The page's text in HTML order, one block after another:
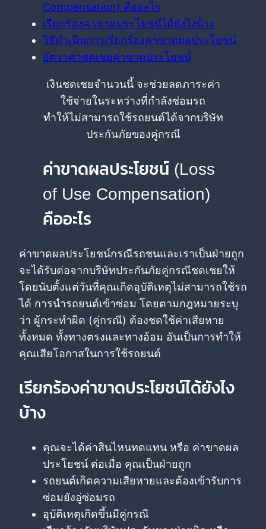
Compensation) คืออะไร
เรียกร้องค่าขาดประโยชน์ได้ยังไงบ้าง
วิธีดำเนินการเรียกร้องค่าขาดผลประโยชน์
อัตราค่าชดเชยค่าขาดประโยชน์
เงินชดเชยจำนวนนี้ จะช่วยลดภาระค่า
ใช้จ่ายในระหว่างที่กำลังซ่อมรถ
ทำให้ไม่สามารถใช้รถยนต์ได้จากบริษัท
ประกันภัยของคู่กรณี
ค่าขาดผลประโยชน์ (Loss
of Use Compensation)
คืออะไร
ค่าขาดผลประโยชน์กรณีรถชนและเราเป็นฝ่ายถูก
จะได้รับต่อจากบริษัทประกันภัยคู่กรณีชดเชยให้
โดยนับตั้งแต่วันที่คุณเกิดอุบัติเหตุไม่สามารถใช้รถ
ได้ การนำรถยนต์เข้าซ่อม โดยตามกฎหมายระบุ
ว่า ผู้กระทำผิด (คู่กรณี) ต้องชดใช้ค่าเสียหาย
ทั้งหมด ทั้งทางตรงและทางอ้อม อันเป็นการทำให้
คุณเสียโอกาสในการใช้รถยนต์
เรียกร้องค่าขาดประโยชน์ได้ยังไง
บ้าง
คุณจะได้ค่าสินไหนทดแทน หรือ ค่าขาดผล
ประโยชน์ ต่อเมื่อ คุณเป็นฝ่ายถูก
รถยนต์เกิดความเสียหายและต้องเข้ารับการ
ซ่อมยังอู่ซ่อมรถ
อุบัติเหตุเกิดขึ้นมีคู่กรณี